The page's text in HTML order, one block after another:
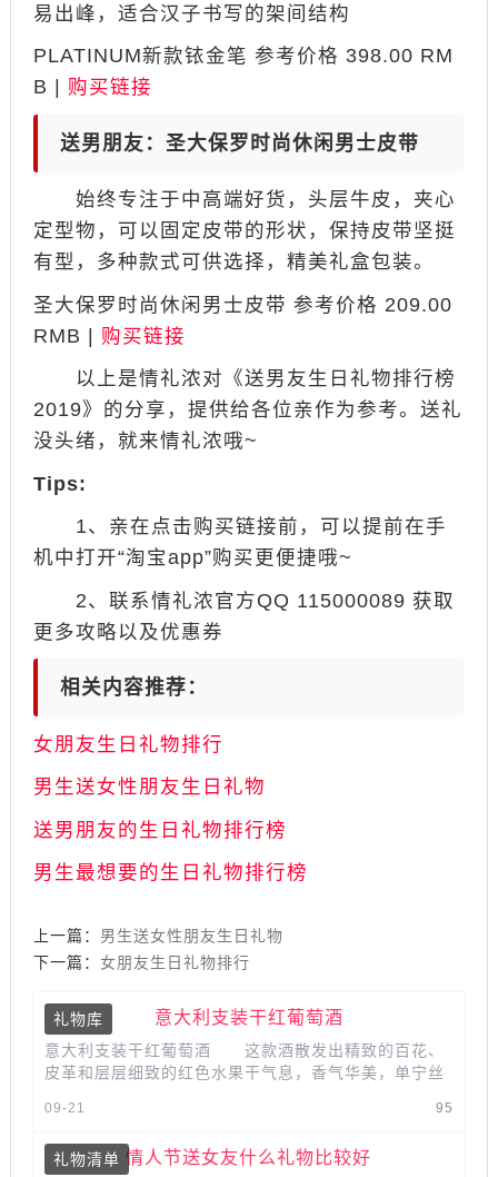
易出峰，适合汉子书写的架间结构
PLATINUM新款铱金笔 参考价格 398.00 RM
B | 购买链接
送男朋友：圣大保罗时尚休闲男士皮带
始终专注于中高端好货，头层牛皮，夹心
定型物，可以固定皮带的形状，保持皮带坚挺
有型，多种款式可供选择，精美礼盒包装。
圣大保罗时尚休闲男士皮带 参考价格 209.00
RMB | 购买链接
以上是情礼浓对《送男友生日礼物排行榜
2019》的分享，提供给各位亲作为参考。送礼
没头绪，就来情礼浓哦~
Tips:
1、亲在点击购买链接前，可以提前在手
机中打开“淘宝app”购买更便捷哦~
2、联系情礼浓官方QQ 115000089 获取
更多攻略以及优惠券
相关内容推荐：
女朋友生日礼物排行
男生送女性朋友生日礼物
送男朋友的生日礼物排行榜
男生最想要的生日礼物排行榜
上一篇： 男生送女性朋友生日礼物
下一篇： 女朋友生日礼物排行
礼物库 意大利支装干红葡萄酒
意大利支装干红葡萄酒 这款酒散发出精致的百花、
皮革和层层细致的红色水果干气息，香气华美，单宁丝
95
09-21
礼物清单 情人节送女友什么礼物比较好